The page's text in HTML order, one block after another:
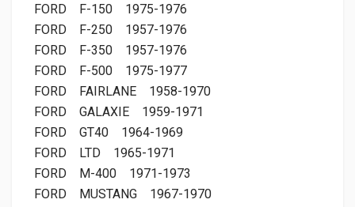
FORD
F-150
1975-1976
FORD
F-250
1957-1976
FORD
F-350
1957-1976
FORD
F-500
1975-1977
FORD
FAIRLANE
1958-1970
FORD
GALAXIE
1959-1971
FORD
GT40
1964-1969
FORD
LTD
1965-1971
FORD
M-400
1971-1973
FORD
MUSTANG 1967-1970